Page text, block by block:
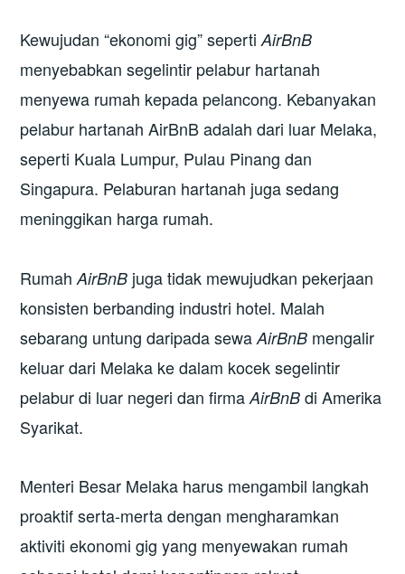
Kewujudan “ekonomi gig” sepertiAirBnB
menyebabkan segelintir pelabur hartanah
menyewa rumah kepada pelancong. Kebanyakan
pelabur hartanah AirBnB adalah dari luar Melaka,
seperti Kuala Lumpur, Pulau Pinang dan
Singapura. Pelaburan hartanah juga sedang
meninggikan harga rumah.
RumahAirBnB juga tidak mewujudkan pekerjaan
konsisten berbanding industri hotel. Malah
sebarang untung daripada sewaAirBnB mengalir
keluar dari Melaka ke dalam kocek segelintir
pelabur di luar negeri dan firmaAirBnB di Amerika
Syarikat.
Menteri Besar Melaka harus mengambil langkah
proaktif serta-merta dengan mengharamkan
aktiviti ekonomi gig yang menyewakan rumah